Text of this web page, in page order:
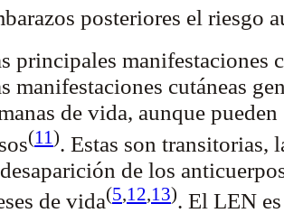
posteriores el riesgo
principales manifestaciones
manifestaciones cutáneas
de vida, aunque
(11). Estas son transitorias,
de los
de vida(5,12,13). El LEN